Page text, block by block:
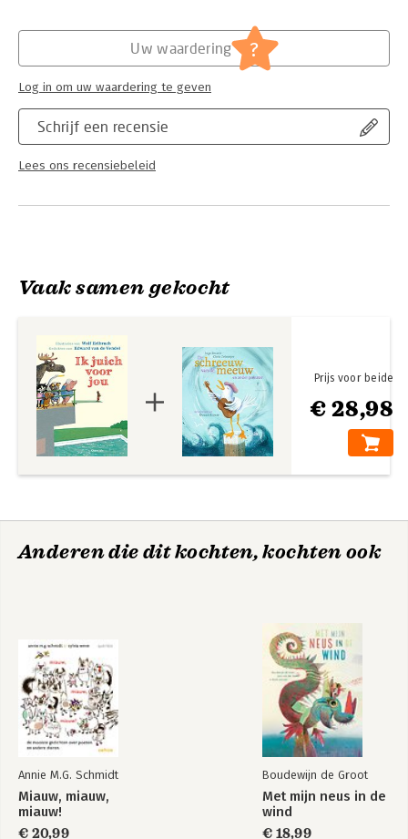
sporters en supporters – zo’n aanmoediging verdient iedereen!
‘Erlbruchs vermenselijkte dieren ogen zo grappig, innemend
en kwetsbaar dat ze eigenlijk al een soort poëtische ervaring
op zich zijn.’ De Morgen
Schrijf een recensie
Lees ons recensiebeleid
Uw waardering ?
Log in om uw waardering te geven
Vaak samen gekocht
€ 28,98
Prijs voor beide
Anderen die dit kochten, kochten ook
Annie M.G. Schmidt
Miauw, miauw,
miauw!
€ 20,99
Boudewijn de Groot
Met mijn neus in de
wind
€ 18,99